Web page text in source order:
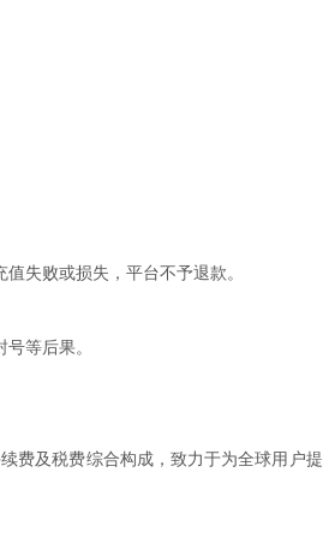
失败或损失，平台不予退款。
等后果。
费及税费综合构成，致力于为全球用户